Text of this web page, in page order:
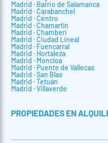
Madrid · Barrio de Salamanca
Madrid · Carabanchel
Madrid · Centro
Madrid · Chamartín
Madrid · Chamberí
Madrid · Ciudad Lineal
Madrid · Fuencarral
Madrid · Hortaleza
Madrid · Moncloa
Madrid · Puente de Vallecas
Madrid · San Blas
Madrid · Tetuán
Madrid · Villaverde
PROPIEDADES EN